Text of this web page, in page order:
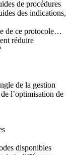
de procédures
des indications,
de ce protocole…
réduire
de la gestion
l’optimisation de
disponibles